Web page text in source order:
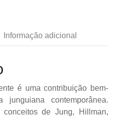
Informação adicional
é uma contribuição bem-
junguiana contemporânea.
conceitos de Jung, Hillman,